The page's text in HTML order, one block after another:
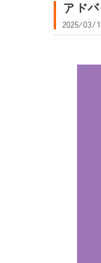
アド
2025/03/